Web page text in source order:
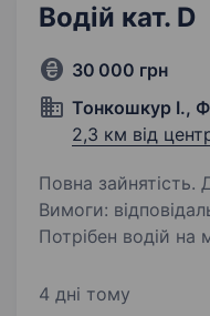
Водій кат. D
30 000 грн
Тонкошкур І.,
2,3 км від
Повна зайнятість.
Вимоги: відповідальний Умови
Потрібен водій
до авто та роботи
4 дні тому